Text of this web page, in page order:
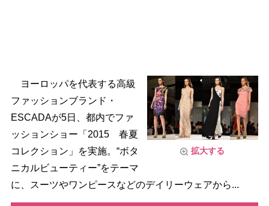
拡大する
ヨーロッパを代表する高級
ファッションブランド・
ESCADAが5日、都内でファ
ッションショー「2015 春夏
コレクション」を実施。“ボタ
ニカルビューティー”をテーマ
に、スーツやワンピースなどのデイリーウェアから...